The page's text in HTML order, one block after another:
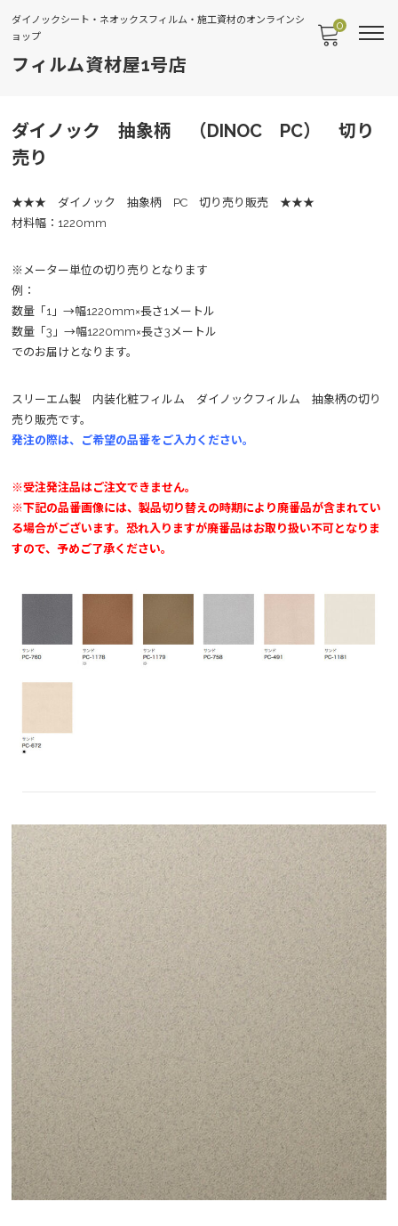
ダイノックシート・ネオックスフィルム・施工資材のオンラインシ
ョップ
フィルム資材屋1号店
0
ダイノック 抽象柄 （DINOC PC） 切り
売り
★★★ ダイノック 抽象柄 PC 切り売り販売 ★★★
材料幅：1220mm
※メーター単位の切り売りとなります
例：
数量「1」→幅1220mm×長さ1メートル
数量「3」→幅1220mm×長さ3メートル
でのお届けとなります。
スリーエム製 内装化粧フィルム ダイノックフィルム 抽象柄の切り
売り販売です。
発注の際は、ご希望の品番をご入力ください。
※受注発注品はご注文できません。
※下記の品番画像には、製品切り替えの時期により廃番品が含まれてい
る場合がございます。恐れ入りますが廃番品はお取り扱い不可となりま
すので、予めご了承ください。